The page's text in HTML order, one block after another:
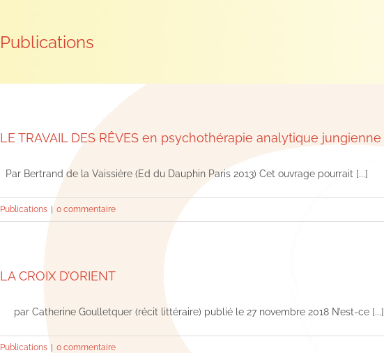
Publications
LE TRAVAIL DES RÊVES en psychothérapie analytique jungienne
Par Bertrand de la Vaissière (Ed du Dauphin Paris 2013) Cet ouvrage pourrait [...]
Publications 0 commentaire
LA CROIX D’ORIENT
par Catherine Goulletquer (récit littéraire) publié le 27 novembre 2018 N’est-ce [...]
Publications 0 commentaire